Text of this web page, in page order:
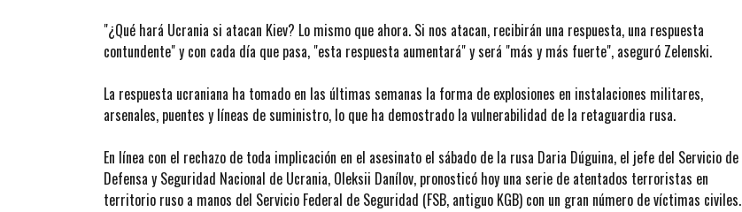
"¿Qué hará Ucrania si atacan Kiev? Lo mismo que ahora. Si nos atacan, recibirán una respuesta, una respuesta
contundente" y con cada día que pasa, "esta respuesta aumentará" y será "más y más fuerte", aseguró Zelenski.
La respuesta ucraniana ha tomado en las últimas semanas la forma de explosiones en instalaciones militares,
arsenales, puentes y líneas de suministro, lo que ha demostrado la vulnerabilidad de la retaguardia rusa.
En línea con el rechazo de toda implicación en el asesinato el sábado de la rusa Daria Dúguina, el jefe del Servicio de
Defensa y Seguridad Nacional de Ucrania, Oleksii Danílov, pronosticó hoy una serie de atentados terroristas en
territorio ruso a manos del Servicio Federal de Seguridad (FSB, antiguo KGB) con un gran número de víctimas civiles.